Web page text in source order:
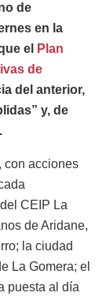
de
en la
el
Plan
de
del anterior,
y, de
con acciones
CEIP La
de Aridane,
la ciudad
La Gomera; el
puesta al día